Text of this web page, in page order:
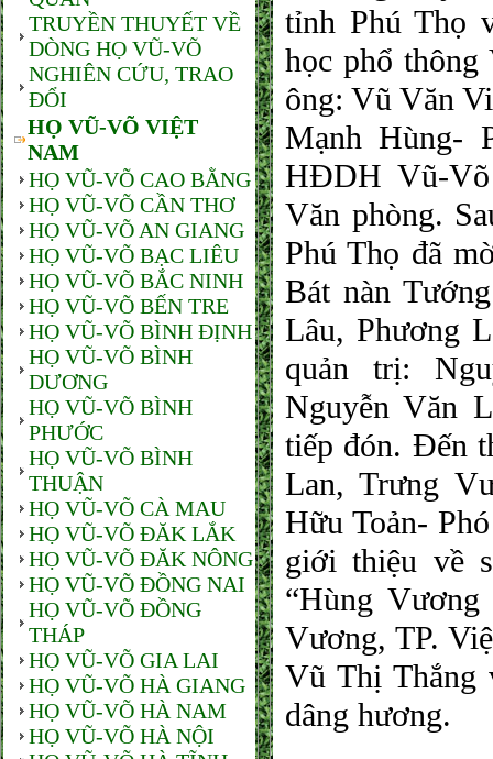
TRUYỀN THUYẾT VỀ
DÒNG HỌ VŨ-VÕ
NGHIÊN CỨU, TRAO
ĐỔI
HỌ VŨ-VÕ VIỆT
NAM
HỌ VŨ-VÕ CAO BẰNG
HỌ VŨ-VÕ CẦN THƠ
HỌ VŨ-VÕ AN GIANG
HỌ VŨ-VÕ BẠC LIÊU
HỌ VŨ-VÕ BẮC NINH
HỌ VŨ-VÕ BẾN TRE
HỌ VŨ-VÕ BÌNH ĐỊNH
HỌ VŨ-VÕ BÌNH
DƯƠNG
HỌ VŨ-VÕ BÌNH
PHƯỚC
HỌ VŨ-VÕ BÌNH
THUẬN
HỌ VŨ-VÕ CÀ MAU
HỌ VŨ-VÕ ĐĂK LẮK
HỌ VŨ-VÕ ĐĂK NÔNG
HỌ VŨ-VÕ ĐỒNG NAI
HỌ VŨ-VÕ ĐỒNG
THÁP
HỌ VŨ-VÕ GIA LAI
HỌ VŨ-VÕ HÀ GIANG
HỌ VŨ-VÕ HÀ NAM
HỌ VŨ-VÕ HÀ NỘI
tỉnh Phú Thọ
học phổ thông
ông: Vũ Văn
Mạnh Hùng-
HĐDH Vũ-
Văn phòng.
Phú Thọ đã
Bát nàn
Lâu, Phương
quản trị:
Nguyễn Văn
tiếp đón. Đến
Lan, Trưng
Hữu Toản-
giới thiệu về
“Hùng
Vương, TP.
Vũ Thị Thắng
dâng hương.